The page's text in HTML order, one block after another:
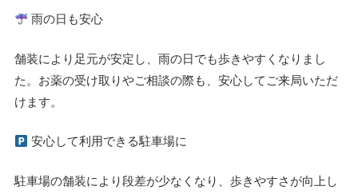
雨の日も安心
舗装により足元が安定し、雨の日でも歩きやすくなりまし
た。 お薬の受け取りやご相談の際も、安心してご来局いただ
けます。
安心して利用できる駐車場に
駐車場の舗装により段差が少なくなり、 歩きやすさが向上し